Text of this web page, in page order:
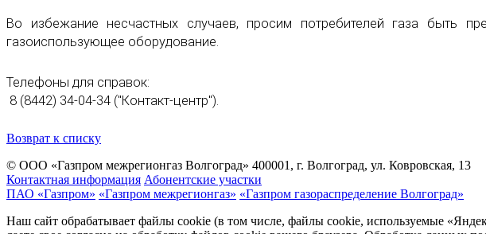
Во избежание несчастных случаев, просим потребителей газа быть
газоиспользующее оборудование.
Телефоны для справок:
8 (8442) 34-04-34 ("Контакт-центр").
Возврат к списку
© ООО «Газпром межрегионгаз Волгоград» 400001, г. Волгоград, ул. Ковровская, 13
Контактная информация Абонентские участки
ПАО «Газпром» «Газпром межрегионгаз» «Газпром газораспределение Волгоград»
Наш сайт обрабатывает файлы cookie (в том числе, файлы cookie, используемые